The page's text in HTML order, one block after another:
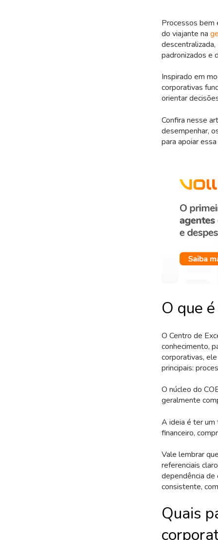
Processos bem
do viajante na
padronizados e
Inspirado em
corporativas
orientar
Confira nesse
desempenhar,
para apoiar
O que
O Centro de
conhecimento,
corporativas,
principais:
O núcleo do
geralmente
A ideia é ter um
financeiro,
Vale lembrar
referenciais
dependência
consistente,
Quais